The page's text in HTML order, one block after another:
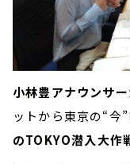
小林豊アナウンサー
ットから東京の“今
のTOKYO潜入大作